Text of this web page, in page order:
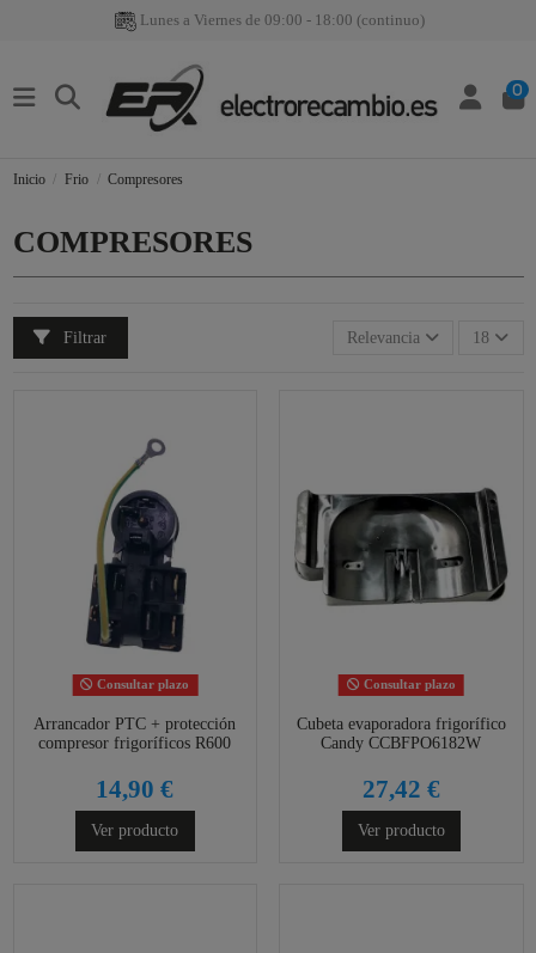
Lunes a Viernes de 09:00 - 18:00 (continuo)
0
Inicio Frio Compresores
COMPRESORES
Filtrar Relevancia 18
Consultar plazo
Arrancador PTC + protección
compresor frigoríficos R600
14,90 €
Ver producto
Consultar plazo
Cubeta evaporadora frigorífico
Candy CCBFPO6182W
27,42 €
Ver producto